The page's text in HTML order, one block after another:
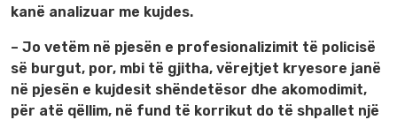
kanë analizuar me kujdes.
– Jo vetëm në pjesën e profesionalizimit të policisë
së burgut, por, mbi të gjitha, vërejtjet kryesore janë
në pjesën e kujdesit shëndetësor dhe akomodimit,
për atë qëllim, në fund të korrikut do të shpallet një